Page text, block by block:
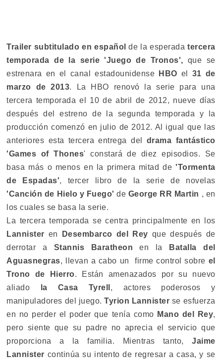
Trailer subtitulado en español de la esperadatercera
temporada de la serie 'Juego de Tronos', que se
estrenara en el canal estadounidense
HBO el 31 de
marzo de 2013. La HBO renovó la serie para una
tercera temporada el 10 de abril de 2012, nueve días
después del estreno de la segunda temporada y la
producción comenzó en julio de 2012. Al igual que las
anteriores esta tercera entrega del drama fantástico
'Games of Thones' constará de diez episodios. Se
basa más o menos en la primera mitad de 'Tormenta
de Espadas', tercer libro de la serie de novelas
'Canción de Hielo y Fuego' de George RR Martin , en
los cuales se basa la serie.
La tercera temporada se centra principalmente en los
Lannister en Desembarco del Rey que después de
derrotar a Stannis Baratheon en la
Batalla del
Aguasnegras, llevan a cabo un firme control sobre el
Trono de Hierro. Están amenazados por su nuevo
aliado
la Casa Tyrell , actores poderosos y
manipuladores del juego.Tyrion Lannister se esfuerza
en no perder el poder que tenía como Mano del Rey,
pero siente que su padre no aprecia el servicio que
proporciona a la familia. Mientras tanto,Jaime
Lannister continúa su intento de regresar a casa, y se